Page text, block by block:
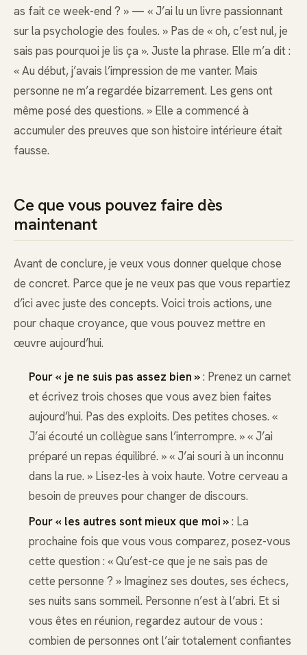
as fait ce week-end ? » — « J’ai lu un livre passionnant
sur la psychologie des foules. » Pas de « oh, c’est nul, je
sais pas pourquoi je lis ça ». Juste la phrase. Elle m’a dit :
« Au début, j’avais l’impression de me vanter. Mais
personne ne m’a regardée bizarrement. Les gens ont
même posé des questions. » Elle a commencé à
accumuler des preuves que son histoire intérieure était
fausse.
Ce que vous pouvez faire dès
maintenant
Avant de conclure, je veux vous donner quelque chose
de concret. Parce que je ne veux pas que vous repartiez
d’ici avec juste des concepts. Voici trois actions, une
pour chaque croyance, que vous pouvez mettre en
œuvre aujourd’hui.
Pour « je ne suis pas assez bien »: Prenez un carnet
et écrivez trois choses que vous avez bien faites
aujourd’hui. Pas des exploits. Des petites choses. «
J’ai écouté un collègue sans l’interrompre. » « J’ai
préparé un repas équilibré. » « J’ai souri à un inconnu
dans la rue. » Lisez-les à voix haute. Votre cerveau a
besoin de preuves pour changer de discours.
Pour « les autres sont mieux que moi »: La
prochaine fois que vous vous comparez, posez-vous
cette question : « Qu’est-ce que je ne sais pas de
cette personne ? » Imaginez ses doutes, ses échecs,
ses nuits sans sommeil. Personne n’est à l’abri. Et si
vous êtes en réunion, regardez autour de vous :
combien de personnes ont l’air totalement confiantes